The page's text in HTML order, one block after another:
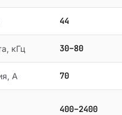
44
кГц 30–80
А 70
400–2400